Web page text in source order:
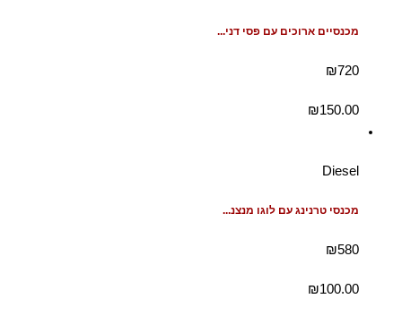
מכנסיים ארוכים עם פסי דני...
₪720
₪150.00
Diesel
מכנסי טרנינג עם לוגו מנצנ...
₪580
₪100.00